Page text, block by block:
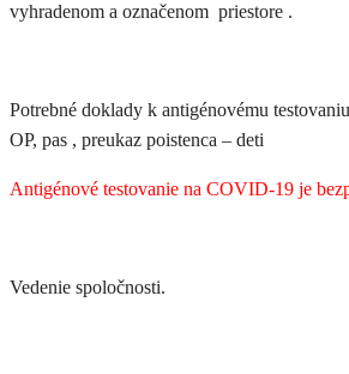
vyhradenom a označenom priestore .
Potrebné doklady k antigénovému
OP, pas , preukaz poistenca – deti
Antigénové testovanie na COVID-19 je
Vedenie spoločnosti.